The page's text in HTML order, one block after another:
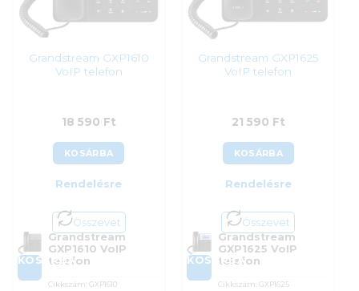
Grandstream GXP1610
VoIP telefon
18 590 Ft
KOSÁRBA
Rendelésre
Összevet
KOSÁRBA
Grandstream
GXP1610 VoIP
telefon
Cikkszám:GXP1610
Grandstream GXP1625
VoIP telefon
21 590 Ft
KOSÁRBA
Rendelésre
Összevet
KOSÁRBA
Grandstream
GXP1625 VoIP
telefon
Cikkszám: GXP1625